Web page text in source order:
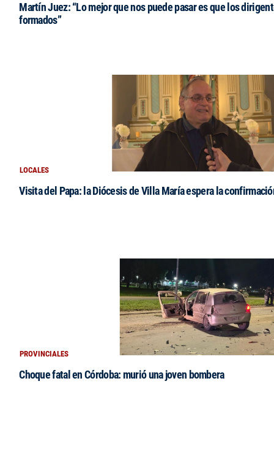
Martín Juez: “Lo mejor que nos puede pasar es que los
formados”
LOCALES
Visita del Papa: la Diócesis de Villa María espera la
PROVINCIALES
Choque fatal en Córdoba: murió una joven bombera